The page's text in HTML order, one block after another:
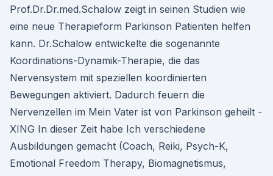
Prof.Dr.Dr.med.Schalow zeigt in seinen Studien wie
eine neue Therapieform Parkinson Patienten helfen
kann. Dr.Schalow entwickelte die sogenannte
Koordinations-Dynamik-Therapie, die das
Nervensystem mit speziellen koordinierten
Bewegungen aktiviert. Dadurch feuern die
Nervenzellen im Mein Vater ist von Parkinson geheilt -
XING In dieser Zeit habe Ich verschiedene
Ausbildungen gemacht (Coach, Reiki, Psych-K,
Emotional Freedom Therapy, Biomagnetismus,